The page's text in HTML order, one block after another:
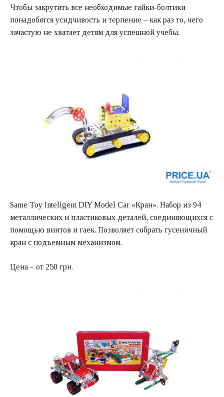
Чтобы закрутить все необходимые гайки-болтики
понадобятся усидчивость и терпение – как раз то, чего
зачастую не хватает детям для успешной учебы.
Same Toy Inteligent DIY Model Car «Кран». Набор из 94
металлических и пластиковых деталей, соединяющихся с
помощью винтов и гаек. Позволяет собрать гусеничный
кран с подъемным механизмом.
Цена – от 250 грн.